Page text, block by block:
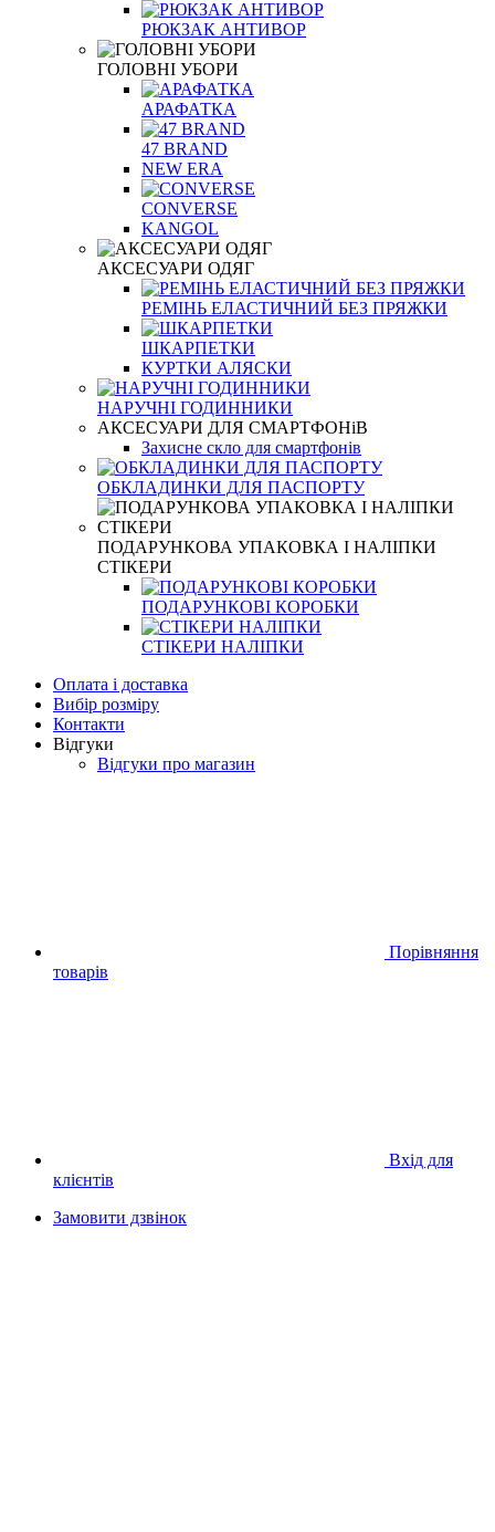
РЮКЗАК АНТИВОР
ГОЛОВНІ УБОРИ
АРАФАТКА
47 BRAND
NEW ERA
CONVERSE
KANGOL
АКСЕСУАРИ ОДЯГ
РЕМІНЬ ЕЛАСТИЧНИЙ БЕЗ ПРЯЖКИ
ШКАРПЕТКИ
КУРТКИ АЛЯСКИ
НАРУЧНІ ГОДИННИКИ
АКСЕСУАРИ ДЛЯ СМАРТФОНіВ
Захисне скло для смартфонів
ОБКЛАДИНКИ ДЛЯ ПАСПОРТУ
ПОДАРУНКОВА УПАКОВКА І НАЛІПКИ
СТІКЕРИ
ПОДАРУНКОВІ КОРОБКИ
СТІКЕРИ НАЛІПКИ
Оплата і доставка
Вибір розміру
Контакти
Відгуки
Відгуки про магазин
Порівняння
товарів
Вхід для
клієнтів
Замовити дзвінок